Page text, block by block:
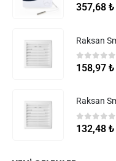
05
357,68 ₺
Raksan
0 5
158,97 ₺
Raksan
05
132,48 ₺